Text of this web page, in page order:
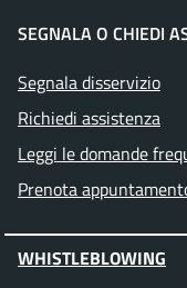
SEGNALA O CHIEDI
Segnala disservizio
Richiedi assistenza
Leggi le domande
Prenota
WHISTLEBLOWING